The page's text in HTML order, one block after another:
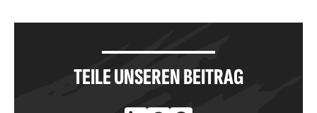
TEILE UNSEREN BEITRAG